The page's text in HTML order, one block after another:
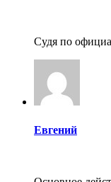
Судя по
Евгений